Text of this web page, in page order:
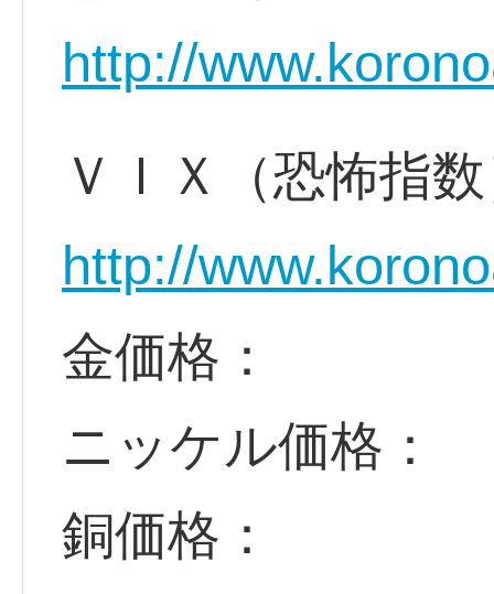
http://
ＶＩＸ（恐怖指
http://
金価格：
ニッケル価格：
銅価格：